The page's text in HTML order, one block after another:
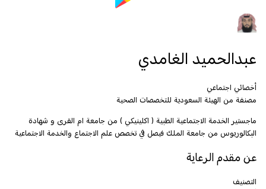
عبدالحميد الغامدي
أخصائي اجتماعي
مصنفة من الهيئة السعودية للتخصصات الصحية
ماجستير الخدمة الاجتماعية الطبية ( اكلينيكي ) من جامعة ام القرى و شهادة
البكالوريوس من جامعة الملك فيصل في تخصص علم الاجتماع والخدمة الاجتماعية
عن مقدم الرعاية
التصنيف